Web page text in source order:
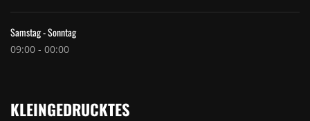
Samstag - Sonntag
09:00 - 00:00
KLEINGEDRUCKTES